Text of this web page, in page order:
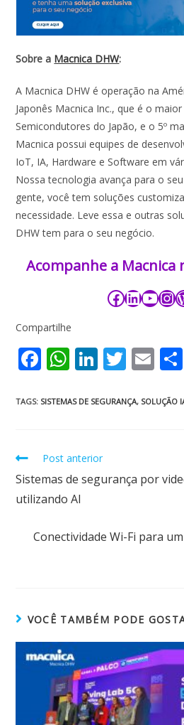
Sobre a Macnica DHW:
A Macnica DHW é operação na
Japonês Macnica Inc., que é o
Semicondutores do Japão, e o 5º
Macnica possui equipes de
IoT, IA, Hardware e Software em
Nossa tecnologia avança para o
gente, você tem soluções
necessidade. Leve essa e outras
DHW tem para o seu negócio.
Acompanhe a Macnica
Compartilhe
F
e
o
o
k
W
at
A
p
p
Li
k
dI
n
T
itt
E
ai
TAGS: SISTEMAS DE SEGURANÇA, SOLUÇÃO
Post anterior
Sistemas de segurança por
utilizando AI
Conectividade Wi-Fi para
VOCÊ TAMBÉM PODE